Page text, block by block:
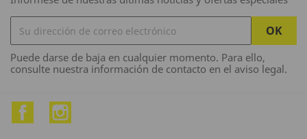
Puede darse de baja en cualquier momento. Para ello,
consulte nuestra información de contacto en el aviso legal.
Facebook